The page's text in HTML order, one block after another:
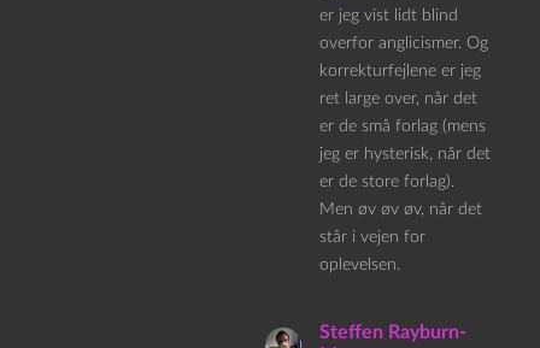
er jeg vist lidt blind
overfor anglicismer. Og
korrekturfejlene er jeg
ret large over, når det
er de små forlag (mens
jeg er hysterisk, når det
er de store forlag).
Men øv øv øv, når det
står i vejen for
oplevelsen.
Steffen Rayburn-